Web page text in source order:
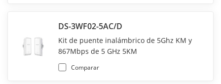
DS-3WF02-5AC/D
Kit de puente inalámbrico de 5Ghz KM y
867Mbps de 5 GHz 5KM
Comparar